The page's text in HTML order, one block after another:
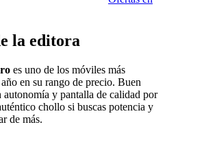
la editora
es uno de los móviles más
en su rango de precio. Buen
autonomía y pantalla de calidad por
chollo si buscas potencia y
de más.